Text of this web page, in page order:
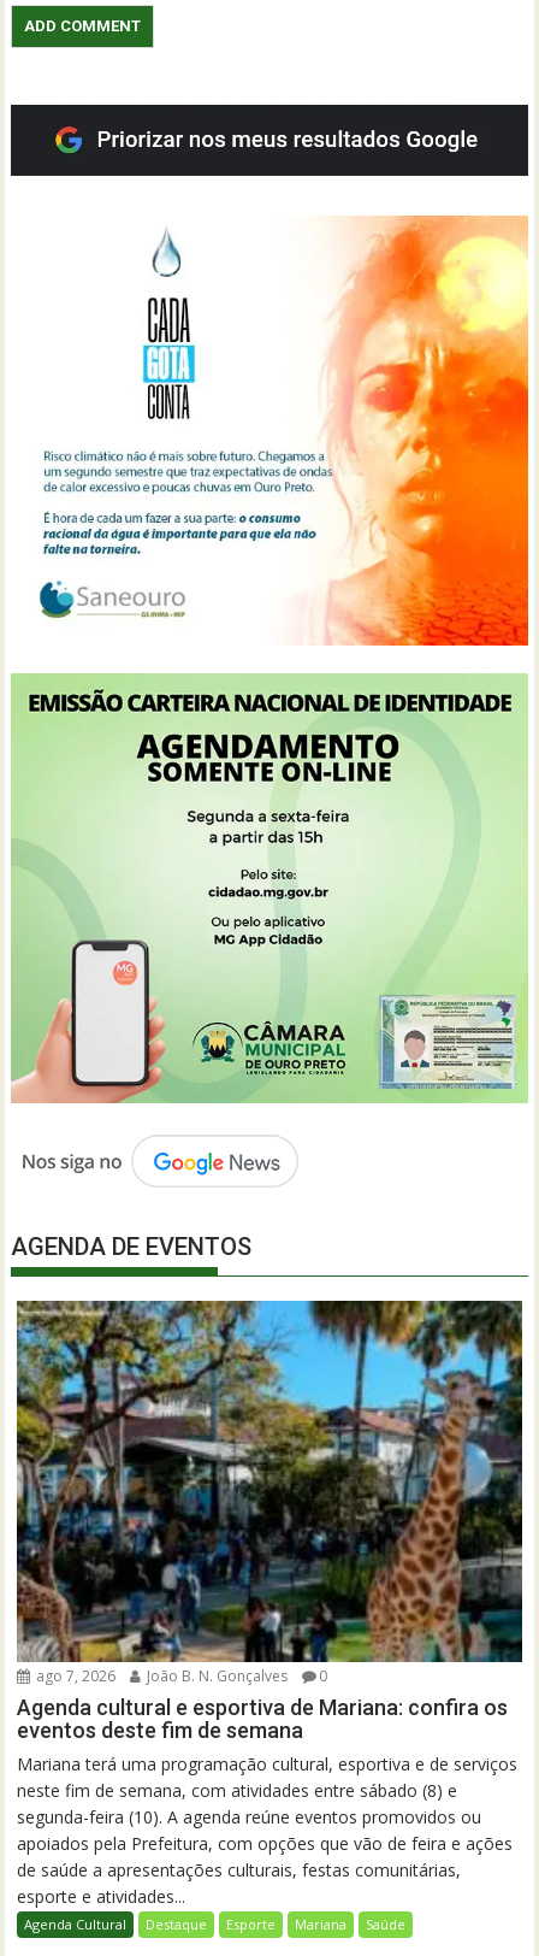
AGENDA DE EVENTOS
ago 7, 2026 João B. N. Gonçalves 0
Agenda cultural e esportiva de Mariana: confira os
eventos deste fim de semana
Mariana terá uma programação cultural, esportiva e de serviços
neste fim de semana, com atividades entre sábado (8) e
segunda-feira (10). A agenda reúne eventos promovidos ou
apoiados pela Prefeitura, com opções que vão de feira e ações
de saúde a apresentações culturais, festas comunitárias,
esporte e atividades...
Agenda Cultural Destaque Esporte Mariana Saúde